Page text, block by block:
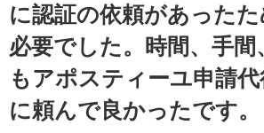
に認証の依頼があった
必要でした。時間、手間
もアポスティーユ申請
に頼んで良かったです。